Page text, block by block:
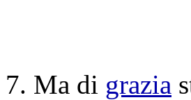
7. Ma di grazia